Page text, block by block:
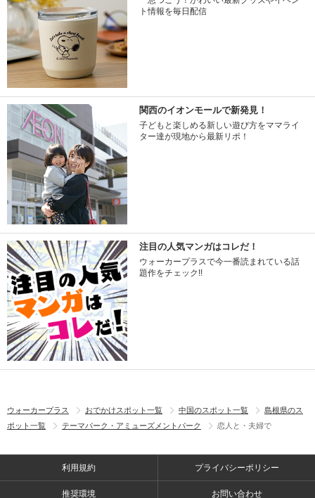
ト情報を毎日配信
関西のイオンモールで新発見！
子どもと楽しめる新しい遊び方をママライ
ター達が現地から最新リポ！
注目の人気マンガはコレだ！
ウォーカープラスで今一番読まれている話
題作をチェック!!
ウォーカープラス おでかけスポット一覧 中国のスポット一覧
島根県のス
ポット一覧
テーマパーク・アミューズメントパーク 恋人と・夫婦で
利用規約 プライバシーポリシー
推奨環境 お問い合わせ